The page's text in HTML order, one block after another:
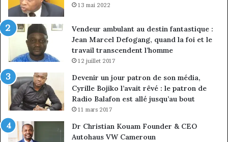
13 mai 2022
Vendeur ambulant au destin fantastique :
Jean Marcel Defogang, quand la foi et le
travail transcendent l’homme
12 juillet 2017
Devenir un jour patron de son média,
Cyrille Bojiko l’avait rêvé : le patron de
Radio Balafon est allé jusqu’au bout
11 mars 2017
Dr Christian Kouam Founder & CEO
Autohaus VW Cameroun